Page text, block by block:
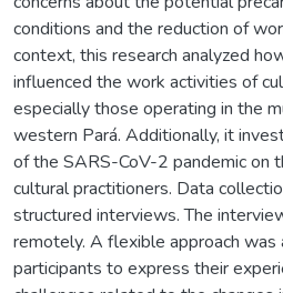
conditions and the reduction of
context, this research analyzed
influenced the work activities of
especially those operating in the
western Pará. Additionally, it
of the SARS-CoV-2 pandemic on
cultural practitioners. Data
structured interviews. The
remotely. A flexible approach
participants to express their